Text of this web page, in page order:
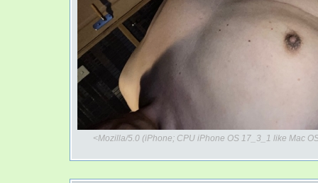
<Mozilla/5.0 (iPhone; CPU iPhone OS 17_3_1 like Mac